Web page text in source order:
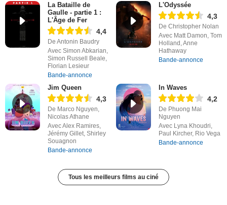
La Bataille de
Gaulle - partie 1 :
L'Âge de Fer
4,4
De Antonin Baudry
Avec Simon Abkarian,
Simon Russell Beale,
Florian Lesieur
Bande-annonce
L'Odyssée
4,3
De Christopher Nolan
Avec Matt Damon, Tom
Holland, Anne
Hathaway
Bande-annonce
Jim Queen
4,3
De Marco Nguyen,
Nicolas Athane
Avec Alex Ramires,
Jérémy Gillet, Shirley
Souagnon
Bande-annonce
In Waves
4,2
De Phuong Mai
Nguyen
Avec Lyna Khoudri,
Paul Kircher, Rio Vega
Bande-annonce
Tous les meilleurs films au ciné